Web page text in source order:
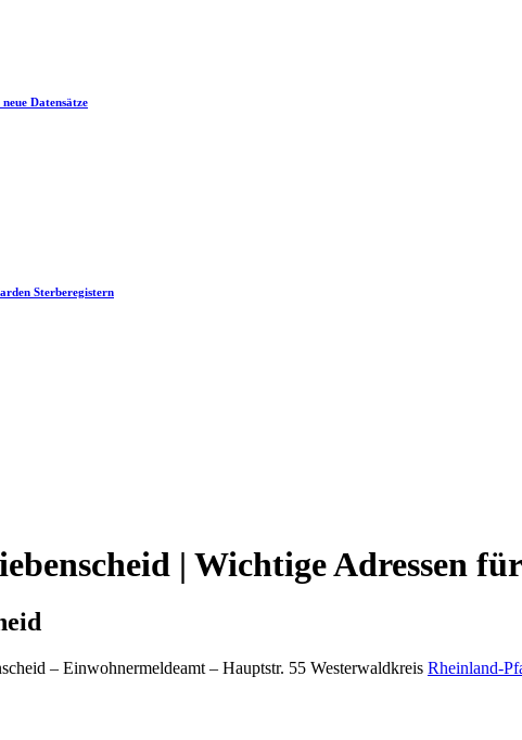
Datensätze
Sterberegistern
| Wichtige Adressen
– Einwohnermeldeamt – Hauptstr. 55 Westerwaldkreis Rheinland-